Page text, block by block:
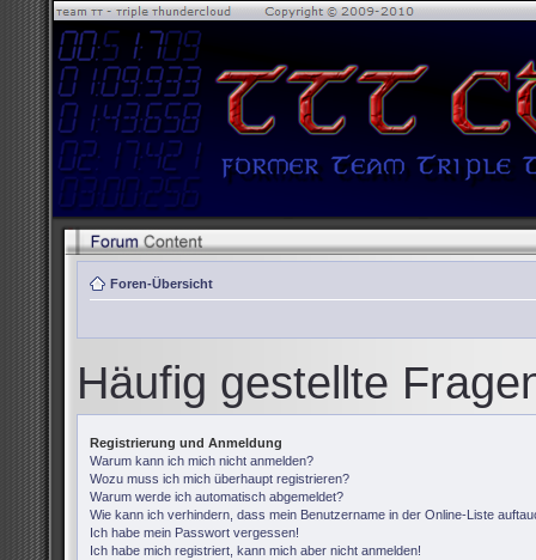
Foren-Übersicht
Häufig gestellte
Registrierung und Anmeldung
Warum kann ich mich nicht anmelden?
Wozu muss ich mich überhaupt registrieren?
Warum werde ich automatisch abgemeldet?
Wie kann ich verhindern, dass mein Benutzername in der Online-Liste
Ich habe mein Passwort vergessen!
Ich habe mich registriert, kann mich aber nicht anmelden!